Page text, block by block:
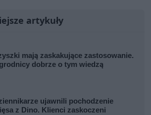
artykuły
mają zaskakujące zastosowanie.
dobrze o tym wiedzą
ujawnili pochodzenie
z Dino. Klienci zaskoczeni